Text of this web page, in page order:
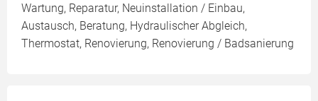
Wartung, Reparatur, Neuinstallation / Einbau,
Austausch, Beratung, Hydraulischer Abgleich,
Thermostat, Renovierung, Renovierung / Badsanierung